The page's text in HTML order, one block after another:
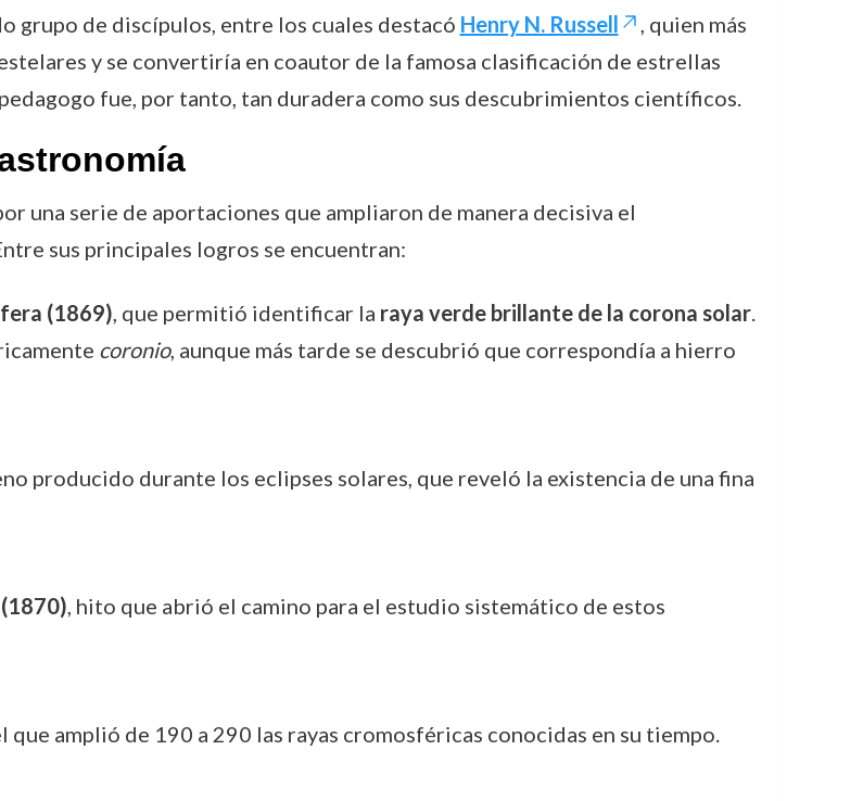
grupo de discípulos, entre los cuales destacó Henry N. Russell
, quien más
y se convertiría en coautor de la famosa clasificación de estrellas
fue, por tanto, tan duradera como sus descubrimientos científicos.
una serie de aportaciones que ampliaron de manera decisiva el
sus principales logros se encuentran:
(1869), que permitió identificar la raya verde brillante de la corona solar.
coronio, aunque más tarde se descubrió que correspondía a hierro
producido durante los eclipses solares, que reveló la existencia de una fina
, hito que abrió el camino para el estudio sistemático de estos
que amplió de 190 a 290 las rayas cromosféricas conocidas en su tiempo.